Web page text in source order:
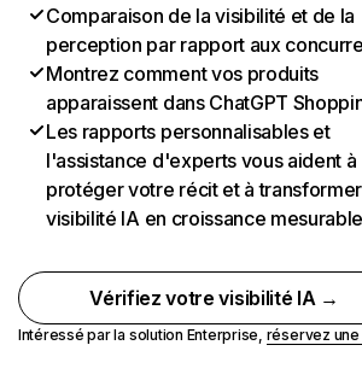
Comparaison de la visibilité et de la
perception par rapport aux
Montrez comment vos produits
apparaissent dans ChatGPT
Les rapports personnalisables et
l'assistance d'experts vous aident à
protéger votre récit et à
visibilité IA en croissance
Vérifiez votre visibilité IA →
Intéressé par la solution Enterprise, réservez